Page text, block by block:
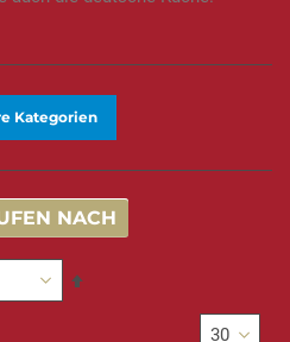
Kategorien
NACH
In